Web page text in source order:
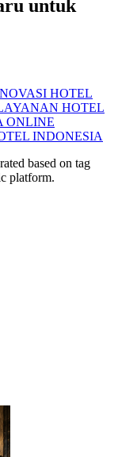
untuk
HOTEL
HOTEL
ONLINE
INDONESIA
based on tag
platform.